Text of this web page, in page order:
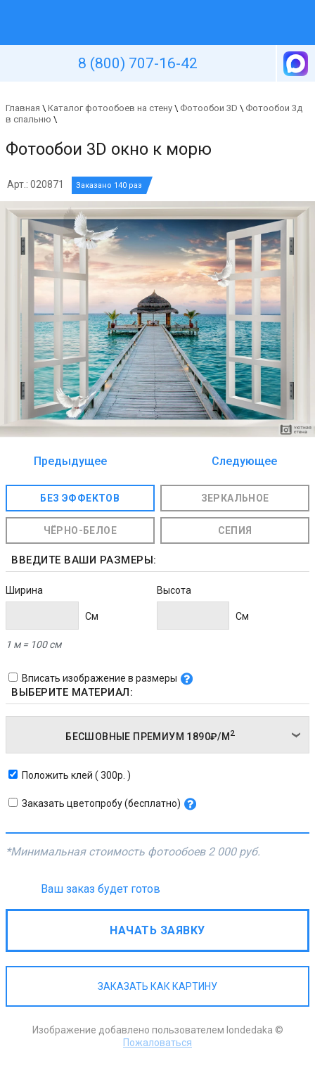
8 (800) 707-16-42
Главная \ Каталог фотообоев на стену \ Фотообои 3D \ Фотообои 3д
в спальню \
Фотообои 3D окно к морю
Арт.: 020871 Заказано 140 раз
Предыдущее
Следующее
БЕЗ ЭФФЕКТОВ ЗЕРКАЛЬНОЕ
ЧЁРНО-БЕЛОЕ СЕПИЯ
ВВЕДИТЕ ВАШИ РАЗМЕРЫ:
Ширина
Cм
Высота
Cм
1 м = 100 см
Вписать изображение в размеры
ВЫБЕРИТЕ МАТЕРИАЛ:
БЕСШОВНЫЕ ПРЕМИУМ 1890₽/М 2
Положить клей ( 300р. )
Заказать цветопробу (бесплатно)
*Минимальная стоимость фотообоев 2 000 руб.
Ваш заказ будет готов
НАЧАТЬ ЗАЯВКУ
ЗАКАЗАТЬ КАК КАРТИНУ
Изображение добавлено пользователем Iondedaka ©
Пожаловаться